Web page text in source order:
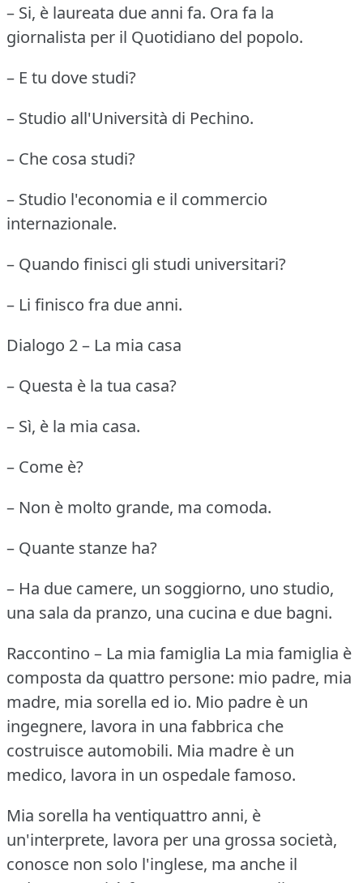
– Si, è laureata due anni fa. Ora fa la
giornalista per il Quotidiano del popolo.
– E tu dove studi?
– Studio all'Università di Pechino.
– Che cosa studi?
– Studio l'economia e il commercio
internazionale.
– Quando finisci gli studi universitari?
– Li finisco fra due anni.
Dialogo 2 – La mia casa
– Questa è la tua casa?
– Sì, è la mia casa.
– Come è?
– Non è molto grande, ma comoda.
– Quante stanze ha?
– Ha due camere, un soggiorno, uno studio,
una sala da pranzo, una cucina e due bagni.
Raccontino – La mia famiglia La mia famiglia è
composta da quattro persone: mio padre, mia
madre, mia sorella ed io. Mio padre è un
ingegnere, lavora in una fabbrica che
costruisce automobili. Mia madre è un
medico, lavora in un ospedale famoso.
Mia sorella ha ventiquattro anni, è
un'interprete, lavora per una grossa società,
conosce non solo l'inglese, ma anche il